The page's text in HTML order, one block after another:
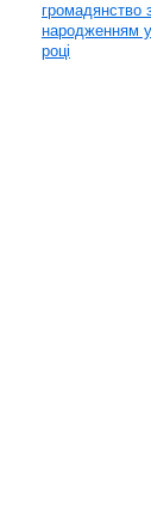
громадянство
народженням
році